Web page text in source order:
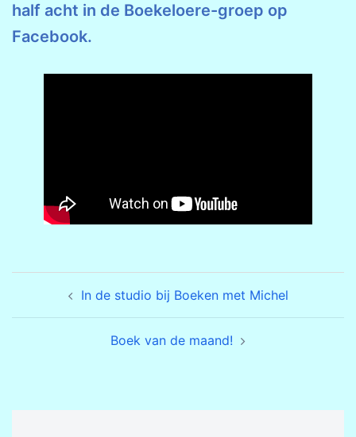
half acht in de Boekeloere-groep op
Facebook.
navigatieIn de studio bij Boeken met Michel
Boek van de maand!